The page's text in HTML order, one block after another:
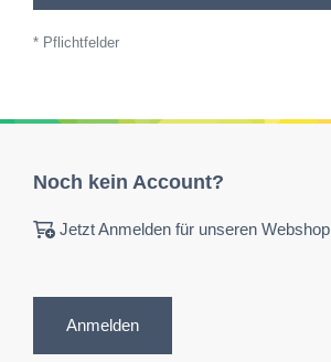
* Pflichtfelder
Noch kein Account?
Jetzt Anmelden für unseren Webshop
Anmelden